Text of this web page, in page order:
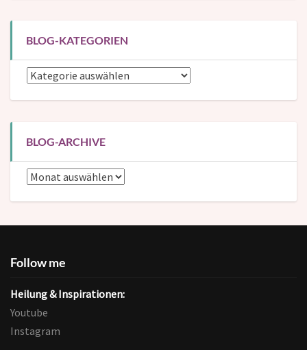
BLOG-KATEGORIEN
Blog-
BLOG-ARCHIVE
Blog-
Follow me
Heilung & Inspirationen:
Youtube
Instagram